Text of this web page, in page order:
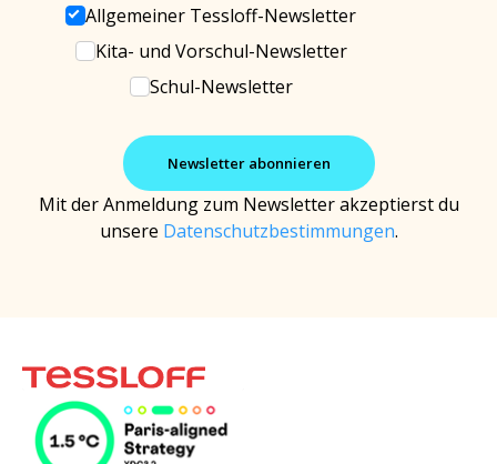
Allgemeiner Tessloff-Newsletter
Kita- und Vorschul-Newsletter
Schul-Newsletter
Mit der Anmeldung zum Newsletter akzeptierst du
unsere Datenschutzbestimmungen.